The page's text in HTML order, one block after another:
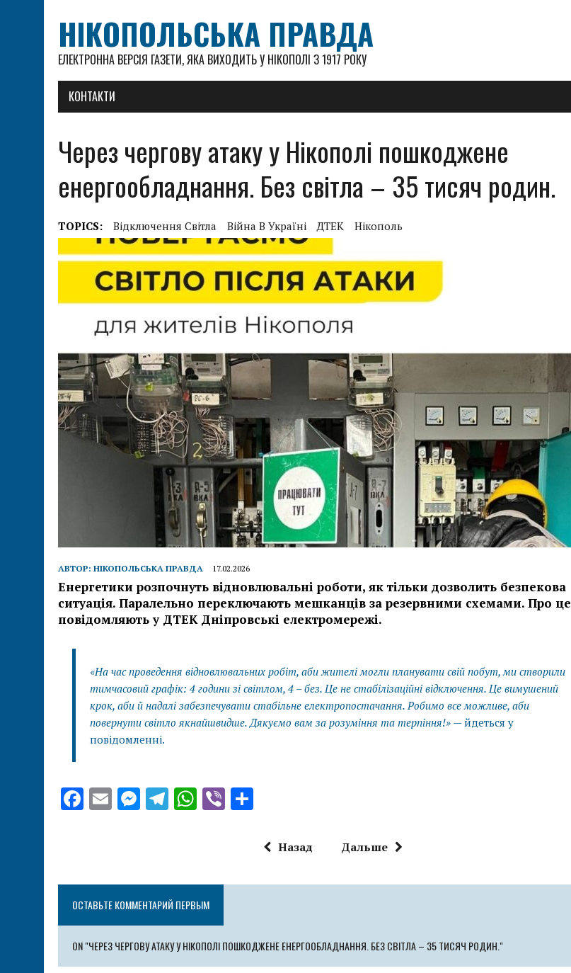
НІКОПОЛЬСЬКА ПРАВДА
ЕЛЕКТРОННА ВЕРСІЯ ГАЗЕТИ, ЯКА ВИХОДИТЬ У НІКОПОЛІ З 1917 РОКУ
КОНТАКТИ
Через чергову атаку у Нікополі пошкоджене
енергообладнання. Без світла – 35 тисяч родин.
TOPICS: Відключення Світла Війна В Україні ДТЕК Нікополь
АВТОР: НІКОПОЛЬСЬКА ПРАВДА 17.02.2026
Енергетики розпочнуть відновлювальні роботи, як тільки дозволить безпекова
ситуація. Паралельно переключають мешканців за резервними схемами. Про це
повідомляють у ДТЕК Дніпровські електромережі.
«На час проведення відновлювальних робіт, аби жителі могли планувати свій побут, ми створили
тимчасовий графік: 4 години зі світлом, 4 – без. Це не стабілізаційні відключення. Це вимушений
крок, аби й надалі забезпечувати стабільне електропостачання. Робимо все можливе, аби
повернути світло якнайшвидше. Дякуємо вам за розуміння та терпіння!» — йдеться у
повідомленні.
F
o
o
k
E M
g
er
T
r
a
m
W
A
p
p
V
п
а
и
т
Назад Дальше
ОСТАВЬТЕ КОММЕНТАРИЙ ПЕРВЫМ
ON "ЧЕРЕЗ ЧЕРГОВУ АТАКУ У НІКОПОЛІ ПОШКОДЖЕНЕ ЕНЕРГООБЛАДНАННЯ. БЕЗ СВІТЛА – 35 ТИСЯЧ РОДИН."